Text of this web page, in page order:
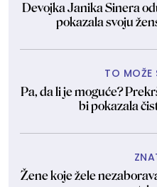
Devojka Janika Sinera
pokazala svoju
TO MOŽE
Pa, da li je moguće?
bi pokazala
Žene koje žele